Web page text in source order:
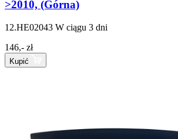
>2010, (Górna)
12.HE02043 W ciągu 3 dni
146,- zł
Kupić